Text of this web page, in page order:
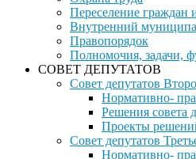
Переселение граждан
Внутренний
Правопорядок
Полномочия, задачи,
СОВЕТ ДЕПУТАТОВ
Совет депутатов
Нормативно-
Решения совета
Проекты
Совет депутатов
Нормативно-